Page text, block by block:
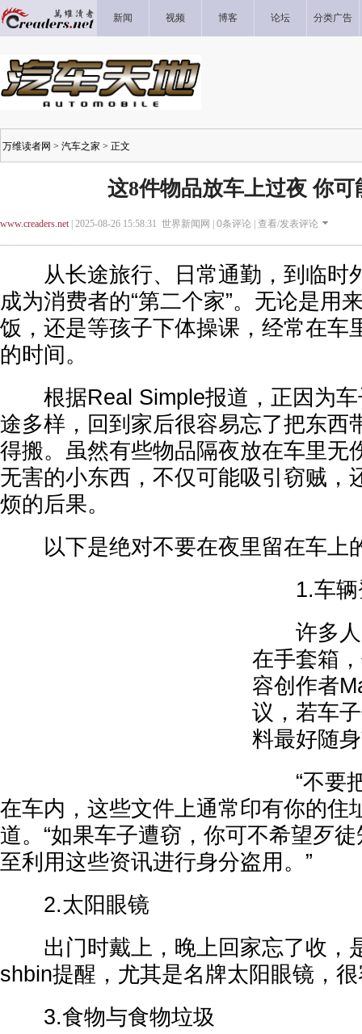
新闻 视频 博客 论坛 分类广告
万维读者网 > 汽车之家 > 正文
这8件物品放车上过夜 你可
www.creaders.net| 2025-08-26 15:58:31 世界新闻网 | 0条评论 | 查看/发表评论
从长途旅行、日常通勤，到临时
成为消费者的“第二个家”。无论是用
饭，还是等孩子下体操课，经常在车
的时间。
根据Real Simple报道，正因为车
途多样，回到家后很容易忘了把东西
得搬。虽然有些物品隔夜放在车里无
无害的小东西，不仅可能吸引窃贼，
烦的后果。
以下是绝对不要在夜里留在车上
1.车辆
许多人
在手套箱
容创作者
议，若车
料最好随
“不要把
在车内，这些文件上通常印有你的住
道。“如果车子遭窃，你可不希望歹
至利用这些资讯进行身分盗用。”
2.太阳眼镜
出门时戴上，晚上回家忘了收，
shbin提醒，尤其是名牌太阳眼镜，
3.食物与食物垃圾